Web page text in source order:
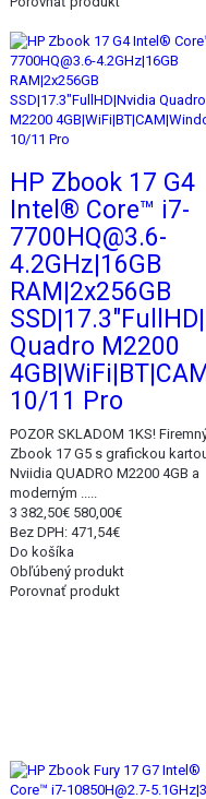
HP Zbook 17 G4
Intel® Core™ i7-
7700HQ@3.6-
4.2GHz|16GB
RAM|2x256GB
Quadro M2200
10/11 Pro
POZOR SKLADOM 1KS!
Zbook 17 G5 s grafickou
Nviidia QUADRO M2200 4GB a
moderným .....
3 382,50€ 580,00€
Bez DPH: 471,54€
Do košíka
Obľúbený produkt
Porovnať produkt